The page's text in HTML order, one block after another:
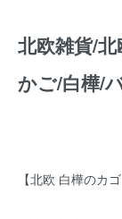
北欧雑貨/
かご/白樺/
【北欧 白樺の